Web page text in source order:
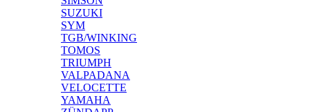
SUZUKI
SYM
TGB/WINKING
TOMOS
TRIUMPH
VALPADANA
VELOCETTE
YAMAHA